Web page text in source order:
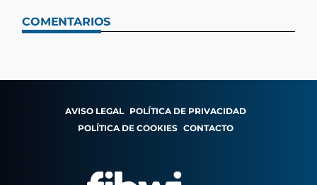
COMENTARIOS
AVISO LEGAL POLÍTICA DE PRIVACIDAD
POLÍTICA DE COOKIES CONTACTO